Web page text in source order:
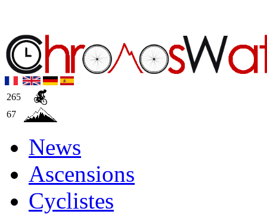
265
67
News
Ascensions
Cyclistes